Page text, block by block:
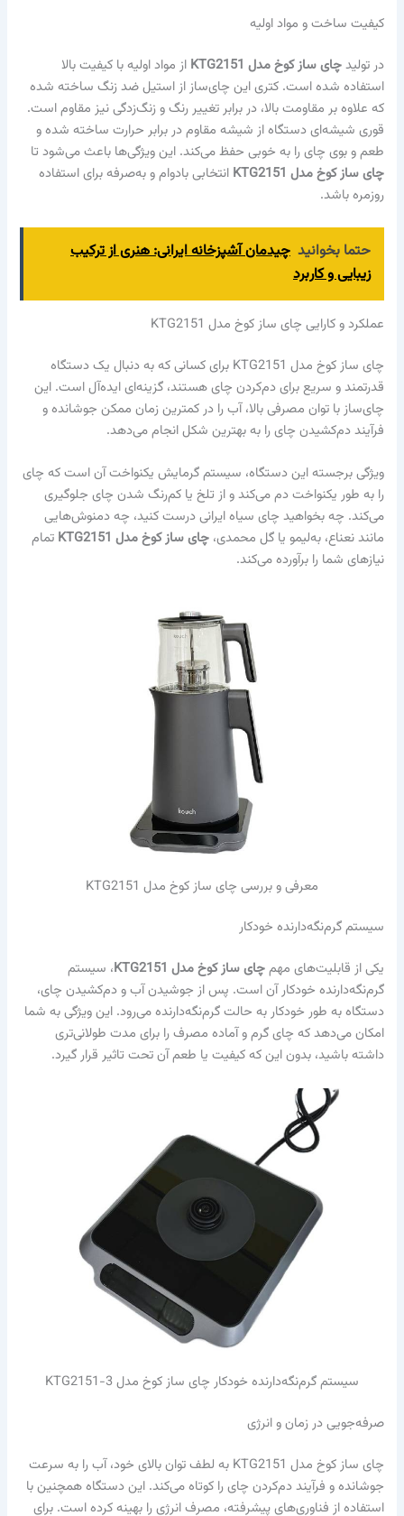
کیفیت ساخت و مواد اولیه
در تولیدچای ساز کوخ مدل KTG2151
از مواد اولیه با کیفیت بالا
استفاده شده است. کتری این چای‌ساز از استیل ضد زنگ ساخته شده
که علاوه بر مقاومت بالا، در برابر تغییر رنگ و زنگ‌زدگی نیز مقاوم است.
قوری شیشه‌ای دستگاه از شیشه مقاوم در برابر حرارت ساخته شده و
طعم و بوی چای را به خوبی حفظ می‌کند. این ویژگی‌ها باعث می‌شود تا
چای ساز کوخ مدل KTG2151
انتخابی بادوام و به‌صرفه برای استفاده
روزمره باشد.
حتما بخوانید چیدمان آشپزخانه ایرانی: هنری از ترکیب
زیبایی و کاربرد
عملکرد و کارایی چای ساز کوخ مدل KTG2151
چای ساز کوخ مدل KTG2151 برای کسانی که به دنبال یک دستگاه
قدرتمند و سریع برای دم‌کردن چای هستند، گزینه‌ای ایده‌آل است. این
چای‌ساز با توان مصرفی بالا، آب را در کمترین زمان ممکن جوشانده و
فرآیند دم‌کشیدن چای را به بهترین شکل انجام می‌دهد.
ویژگی برجسته این دستگاه، سیستم گرمایش یکنواخت آن است که چای
را به طور یکنواخت دم می‌کند و از تلخ یا کم‌رنگ شدن چای جلوگیری
می‌کند. چه بخواهید چای سیاه ایرانی درست کنید، چه دمنوش‌هایی
مانند نعناع، به‌لیمو یا گل محمدی،چای ساز کوخ مدل KTG2151
تمام
نیازهای شما را برآورده می‌کند.
معرفی و بررسی چای ساز کوخ مدل KTG2151
سیستم گرم‌نگه‌دارنده خودکار
یکی از قابلیت‌های مهمچای ساز کوخ مدل KTG2151
، سیستم
گرم‌نگه‌دارنده خودکار آن است. پس از جوشیدن آب و دم‌کشیدن چای،
دستگاه به طور خودکار به حالت گرم‌نگه‌دارنده می‌رود. این ویژگی به شما
امکان می‌دهد که چای گرم و آماده مصرف را برای مدت طولانی‌تری
داشته باشید، بدون این که کیفیت یا طعم آن تحت تاثیر قرار گیرد.
سیستم گرم‌نگه‌دارنده خودکار چای ساز کوخ مدل KTG2151-3
صرفه‌جویی در زمان و انرژی
چای ساز کوخ مدل KTG2151 به لطف توان بالای خود، آب را به سرعت
جوشانده و فرآیند دم‌کردن چای را کوتاه می‌کند. این دستگاه همچنین با
استفاده از فناوری‌های پیشرفته، مصرف انرژی را بهینه کرده است. برای